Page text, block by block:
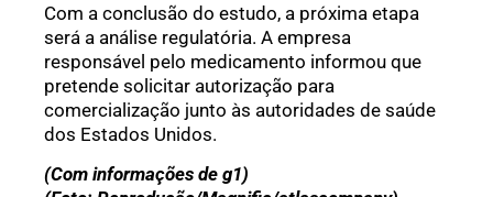
Com a conclusão do estudo, a próxima etapa
será a análise regulatória. A empresa
responsável pelo medicamento informou que
pretende solicitar autorização para
comercialização junto às autoridades de saúde
dos Estados Unidos.
(Com informações de g1)